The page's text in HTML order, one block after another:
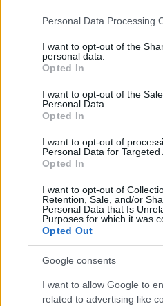
Please note that this website/
not limited to your visit or usage
grant or deny consent to
use your data for below
consent section.
Personal Data Processing
I want to opt-out of the
personal data.
Opted In
I want to opt-out of the
Personal Data.
Opted In
I want to opt-out of
Personal Data for Targeted
Opted In
I want to opt-out of
Retention, Sale, and/or
Personal Data that Is
Purposes for which it was
Opted Out
Google consents
I want to allow Google to
related to advertising like